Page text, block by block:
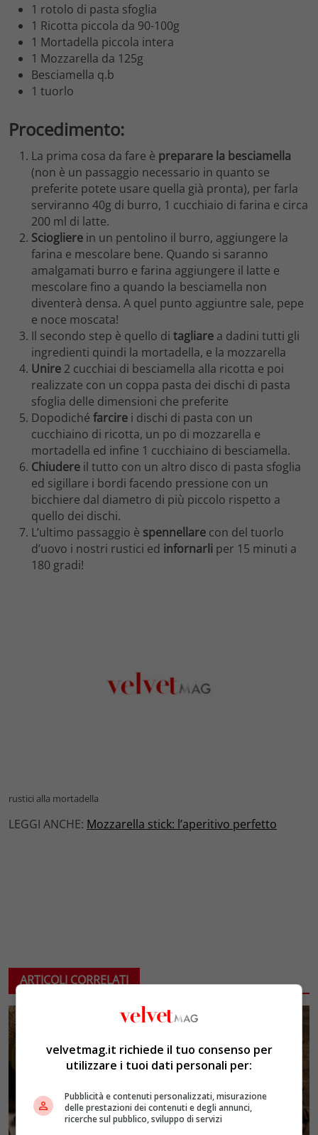
1 rotolo di pasta sfoglia
1 Ricotta piccola da 90-100g
1 Mortadella piccola intera
1 Mozzarella da 125g
Besciamella q.b
1 tuorlo
Procedimento:
La prima cosa da fare è preparare la besciamella
(non è un passaggio necessario in quanto se
preferite potete usare quella già pronta), per farla
serviranno 40g di burro, 1 cucchiaio di farina e circa
200 ml di latte.
Sciogliere in un pentolino il burro, aggiungere la
farina e mescolare bene. Quando si saranno
amalgamati burro e farina aggiungere il latte e
mescolare fino a quando la besciamella non
diventerà densa. A quel punto aggiuntre sale, pepe
e noce moscata!
Il secondo step è quello di tagliare a dadini tutti gli
ingredienti quindi la mortadella, e la mozzarella
Unire 2 cucchiai di besciamella alla ricotta e poi
realizzate con un coppa pasta dei dischi di pasta
sfoglia delle dimensioni che preferite
Dopodiché farcire i dischi di pasta con un
cucchiaino di ricotta, un po di mozzarella e
mortadella ed infine 1 cucchiaino di besciamella.
Chiudere il tutto con un altro disco di pasta sfoglia
ed sigillare i bordi facendo pressione con un
bicchiere dal diametro di più piccolo rispetto a
quello dei dischi.
L’ultimo passaggio è spennellare con del tuorlo
d’uovo i nostri rustici ed infornarli per 15 minuti a
180 gradi!
rustici alla mortadella
LEGGI ANCHE: Mozzarella stick: l’aperitivo perfetto
ARTICOLI CORRELATI
velvetmag.it richiede il tuo consenso per
utilizzare i tuoi dati personali per:
Pubblicità e contenuti personalizzati, misurazione
delle prestazioni dei contenuti e degli annunci,
ricerche sul pubblico, sviluppo di servizi